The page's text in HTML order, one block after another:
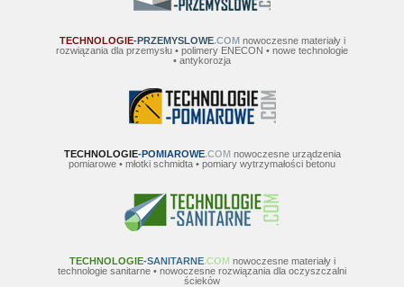
TECHNOLOGIE-PRZEMYSLOWE.COMnowoczesne materiały i
rozwiązania dla przemysłu • polimery ENECON • nowe technologie
• antykorozja
TECHNOLOGIE-POMIAROWE.COMnowoczesne urządzenia
pomiarowe • młotki schmidta • pomiary wytrzymałości betonu
TECHNOLOGIE-SANITARNE.COMnowoczesne materiały i
technologie sanitarne • nowoczesne rozwiązania dla oczyszczalni
ścieków